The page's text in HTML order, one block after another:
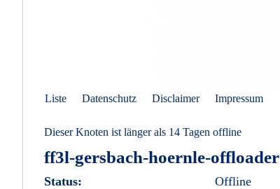
Liste Datenschutz Disclaimer Impressum
Dieser Knoten ist länger als 14 Tagen offline
ff3l-gersbach-hoernle-offloader
Status:
Offline